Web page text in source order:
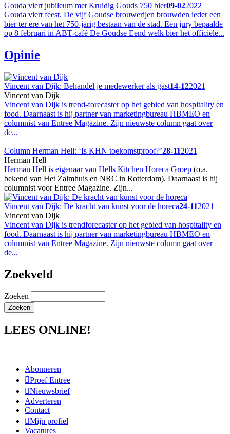
Gouda viert jubileum met Kruidig Gouds 750 bier09-022022
Gouda viert feest. De vijf Goudse brouwerijen brouwden ieder een
bier ter ere van het 750-jarig bestaan van de stad. Een jury bepaalde
op 8 februari in ABT-café De Goudse Eend welk bier het officiële...
Opinie
Vincent van Dijk: Behandel je medewerker als gast14-122021
Vincent van Dijk
Vincent van Dijk is trend-forecaster op het gebied van hospitality en
food. Daarnaast is hij partner van marketingbureau HBMEO en
columnist van Entree Magazine. Zijn nieuwste column gaat over
de...
Column Herman Hell: ‘Is KHN toekomstproof?’28-112021
Herman Hell
Herman Hell is eigenaar van Hells Kitchen Horeca Groep (o.a.
bekend van Het Zalmhuis en NRC in Rotterdam). Daarnaast is hij
columnist voor Entree Magazine. Zijn...
Vincent van Dijk: De kracht van kunst voor de horeca24-112021
Vincent van Dijk
Vincent van Dijk is trendforecaster op het gebied van hospitality en
food. Daarnaast is hij partner van marketingbureau HBMEO en
columnist van Entree Magazine. Zijn nieuwste column gaat over
de...
Zoekveld
Zoeken
LEES ONLINE!
Abonneren
Proef Entree
Nieuwsbrief
Adverteren
Contact
Mijn profiel
Vacatures